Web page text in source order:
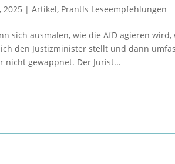
2025 |Artikel, Prantls Leseempfehlungen
sich ausmalen, wie die AfD agieren
den Justizminister stellt und dann
nicht gewappnet. Der Jurist...